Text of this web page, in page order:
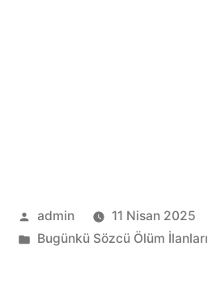
admin
11 Nisan 2025
Bugünkü Sözcü Ölüm İlanları